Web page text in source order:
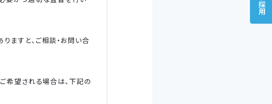
ますと、ご相談・お問い合
希望される場合は、下記の
採用